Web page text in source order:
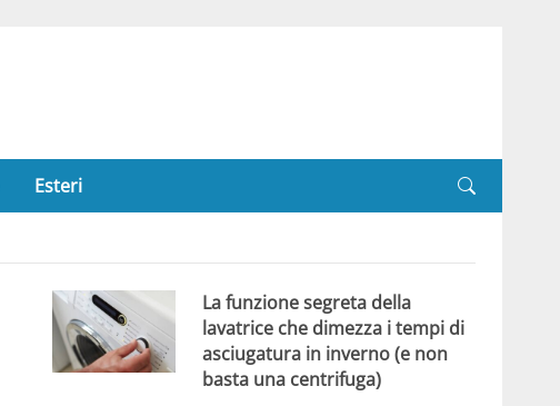
Esteri
La funzione segreta della
lavatrice che dimezza i tempi di
asciugatura in inverno (e non
basta una centrifuga)